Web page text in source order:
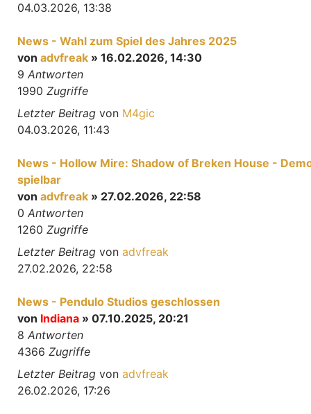
04.03.2026, 13:38
News - Wahl zum Spiel des Jahres 2025
von advfreak » 16.02.2026, 14:30
9 Antworten
1990 Zugriffe
Letzter Beitrag von M4gic
04.03.2026, 11:43
News - Hollow Mire: Shadow of Breken House -
spielbar
von advfreak » 27.02.2026, 22:58
0 Antworten
1260 Zugriffe
Letzter Beitrag von advfreak
27.02.2026, 22:58
News - Pendulo Studios geschlossen
von Indiana » 07.10.2025, 20:21
8 Antworten
4366 Zugriffe
Letzter Beitrag von advfreak
26.02.2026, 17:26